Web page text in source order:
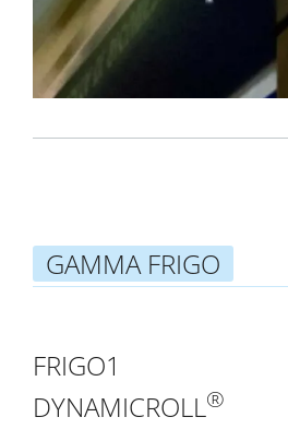
GAMMA FRIGO
FRIGO1
DYNAMICROLL®